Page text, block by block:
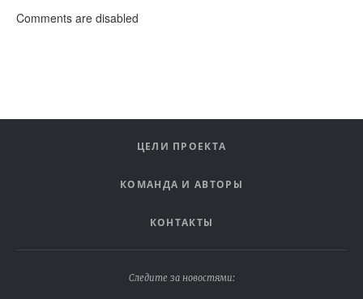
Comments are disabled
ЦЕЛИ ПРОЕКТА
КОМАНДА И АВТОРЫ
КОНТАКТЫ
Следите за новостями: